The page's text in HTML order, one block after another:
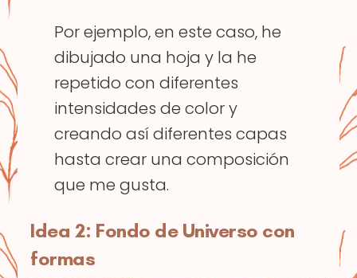
Por ejemplo, en este caso, he
dibujado una hoja y la he
repetido con diferentes
intensidades de color y
creando así diferentes capas
hasta crear una composición
que me gusta.
Idea 2: Fondo de Universo con
formas